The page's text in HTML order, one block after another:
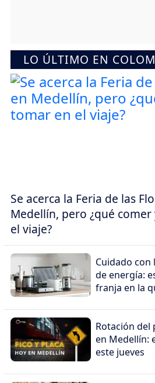
LO ÚLTIMO EN
Se acerca la Feria de las
Medellín, pero ¿qué
el viaje?
Cuidado con
de energía:
franja en la
electricidad
Rotación del
en Medellín:
este jueves